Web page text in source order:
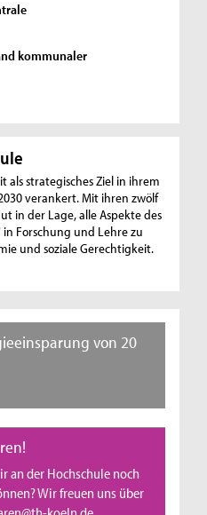
kommunaler
als strategisches Ziel in ihrem
verankert. Mit ihren zwölf
in der Lage, alle Aspekte des
Forschung und Lehre zu
und soziale Gerechtigkeit.
von 20
an der Hochschule noch
Wir freuen uns über